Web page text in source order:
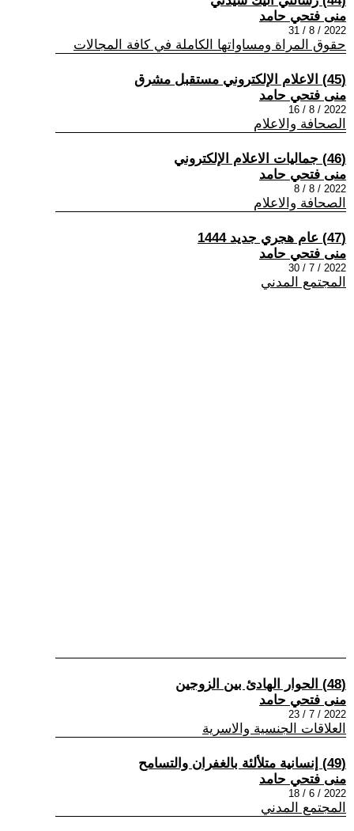
منى فتحي حامد
2022 / 8 / 31
حقوق المراة ومساواتها الكاملة في كافة المجالات
(45) الاعلام الإلكتروني مستقبل مشرق
منى فتحي حامد
2022 / 8 / 16
الصحافة والاعلام
(46) جماليات الاعلام الإلكتروني
منى فتحي حامد
2022 / 8 / 8
الصحافة والاعلام
(47) عام هجري جديد 1444
منى فتحي حامد
2022 / 7 / 30
المجتمع المدني
(48) الحوار الهادئ بين الزوجين
منى فتحي حامد
2022 / 7 / 23
العلاقات الجنسية والاسرية
(49) إنسانية متلألئة بالغفران والتسامح
منى فتحي حامد
2022 / 6 / 18
المجتمع المدني